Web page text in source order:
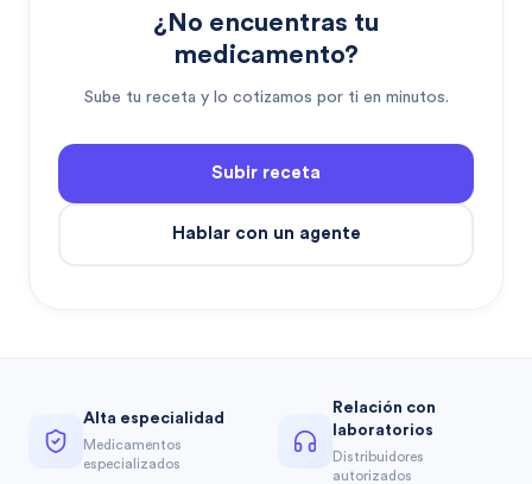
¿No encuentras tu
medicamento?
Sube tu receta y lo cotizamos por ti en minutos.
Subir receta
Hablar con un agente
Alta especialidad
Medicamentos
especializados
Relación con
laboratorios
Distribuidores
autorizados